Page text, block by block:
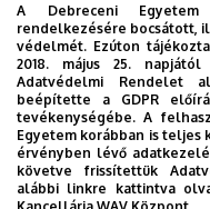
2026. augusztus 5.
Díszdoktorát
Egyetem
INTÉZMÉNYI TTK
A Debreceni
rendelkezésére bocsátott,
védelmét. Ezúton
2018. május 25.
Adatvédelmi Rendelet
beépítette a GDPR
tevékenységébe. A
Egyetem korábban is
érvényben lévő
követve frissítettük
alábbi linkre kattintva